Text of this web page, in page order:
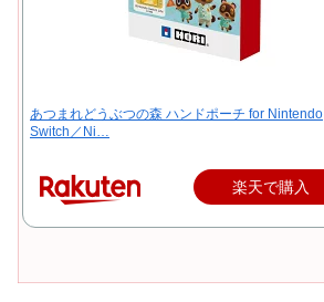
あつまれどうぶつの森 ハンドポーチ for Nintendo
Switch／Ni…
楽天で購入